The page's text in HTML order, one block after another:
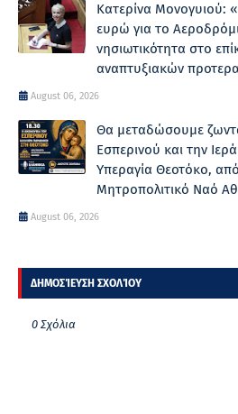
Κατερίνα Μονογυιού:
ευρώ για το
νησιωτικότητα στο
αναπτυξιακών
August 06, 2026
Θα μεταδώσουμε
Εσπερινού και την
Υπεραγία Θεοτόκο,
Μητροπολιτικό Ναό
August 06, 2026
ΔΗΜΟΣΊΕΥΣΗ ΣΧΟΛΊΟΥ
0 Σχόλια